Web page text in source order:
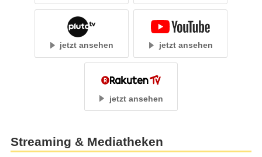
jetzt ansehen jetzt ansehen
jetzt ansehen
Streaming & Mediatheken